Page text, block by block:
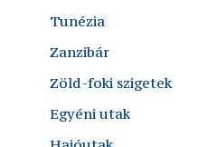
Tunézia
Zanzibár
Zöld-foki szigetek
Egyéni utak